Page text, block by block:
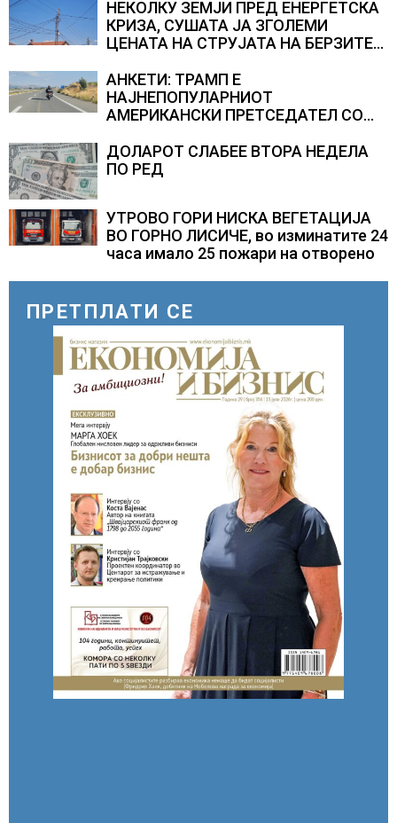
НЕКОЛКУ ЗЕМЈИ ПРЕД ЕНЕРГЕТСКА
КРИЗА, СУШАТА ЈА ЗГОЛЕМИ
ЦЕНАТА НА СТРУЈАТА НА БЕРЗИТЕ
АНКЕТИ: ТРАМП Е
НАЈНЕПОПУЛАРНИОТ
АМЕРИКАНСКИ ПРЕТСЕДАТЕЛ СО
резултатите од последните анкети
ДОЛАРОТ СЛАБЕЕ ВТОРА НЕДЕЛА
ПО РЕД
УТРОВО ГОРИ НИСКА ВЕГЕТАЦИЈА
ВО ГОРНО ЛИСИЧЕ, во изминатите 24
часа имало 25 пожари на отворено
ПРЕТПЛАТИ СЕ